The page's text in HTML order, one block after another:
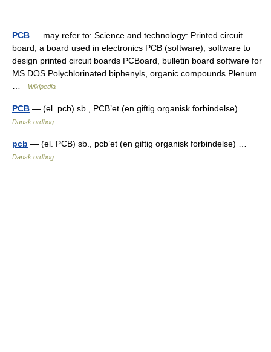
PCB — may refer to: Science and technology: Printed circuit
board, a board used in electronics PCB (software), software to
design printed circuit boards PCBoard, bulletin board software for
MS DOS Polychlorinated biphenyls, organic compounds Plenum…
Wikipedia
PCB — (el. pcb) sb., PCB’et (en giftig organisk forbindelse) …
Dansk ordbog
pcb — (el. PCB) sb., pcb’et (en giftig organisk forbindelse) …
Dansk ordbog